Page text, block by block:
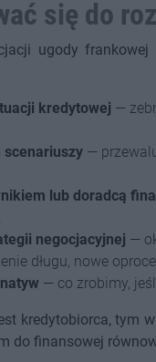
się do
ugody
kredytowej —
scenariuszy —
lub doradcą
negocjacyjnej —
długu, nowe
— co zrobimy,
kredytobiorca, tym
do finansowej